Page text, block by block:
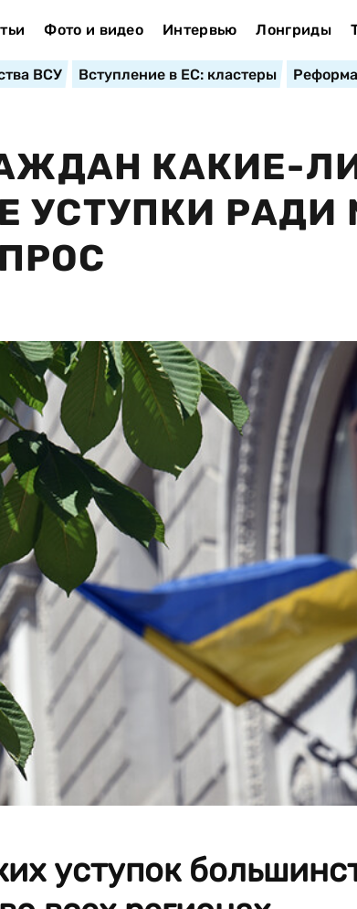
Фото и видео Интервью Лонгриды
ВСУ Вступление в ЕС: кластеры
КАКИЕ-
УСТУПКИ РАДИ
уступок